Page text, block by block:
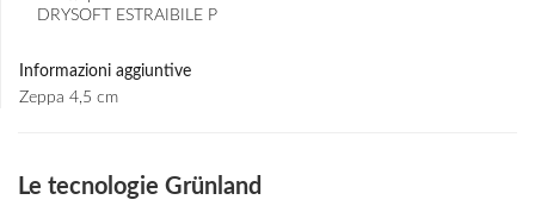
DRYSOFT ESTRAIBILE P
Informazioni aggiuntive
Zeppa 4,5 cm
Le tecnologie Grünland